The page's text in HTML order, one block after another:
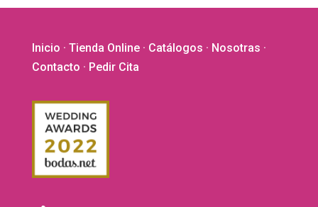
Inicio · Tienda Online· Catálogos · Nosotras ·
Contacto · Pedir Cita